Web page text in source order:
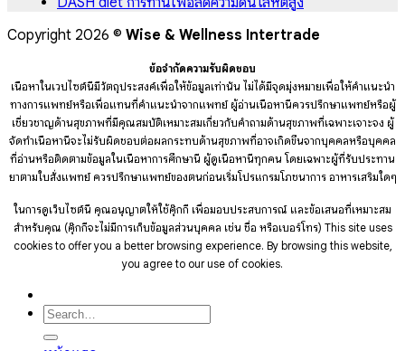
Copyright 2026 © Wise & Wellness Intertrade
ข้อจำกัดความรับผิดชอบ
เนื้อหาในเวปไซต์นี้มีวัตถุประสงค์เพื่อให้ข้อมูลเท่านั้น ไม่ได้มีจุดมุ่งหมายเพื่อให้คำแนะนำ
ทางการแพทย์หรือเพื่อแทนที่คำแนะนำจากแพทย์ ผู้อ่านเนื้อหานี้ควรปรึกษาแพทย์หรือผู้
เชี่ยวชาญด้านสุขภาพที่มีคุณสมบัติเหมาะสมเกี่ยวกับคำถามด้านสุขภาพที่เฉพาะเจาะจง ผู้
จัดทำเนื้อหานี้จะไม่รับผิดชอบต่อผลกระทบด้านสุขภาพที่อาจเกิดขึ้นจากบุคคลหรือบุคคล
ที่อ่านหรือติดตามข้อมูลในเนื้อหาการศึกษานี้ ผู้ดูเนื้อหานี้ทุกคน โดยเฉพาะผู้ที่รับประทาน
ยาตามใบสั่งแพทย์ ควรปรึกษาแพทย์ของตนก่อนเริ่มโปรแกรมโภชนาการ อาหารเสริมใดๆ
ในการดูเว็บไซต์นี้ คุณอนุญาตให้ใช้คุ๊กกี้ เพื่อมอบประสบการณ์ และข้อเสนอที่เหมาะสม
สำหรับคุณ (คุ๊กกี้จะไม่มีการเก็บข้อมูลส่วนบุคคล เช่น ชื่อ หรือเบอร์โทร) This site uses
cookies to offer you a better browsing experience. By browsing this website,
you agree to our use of cookies.
Search
for: